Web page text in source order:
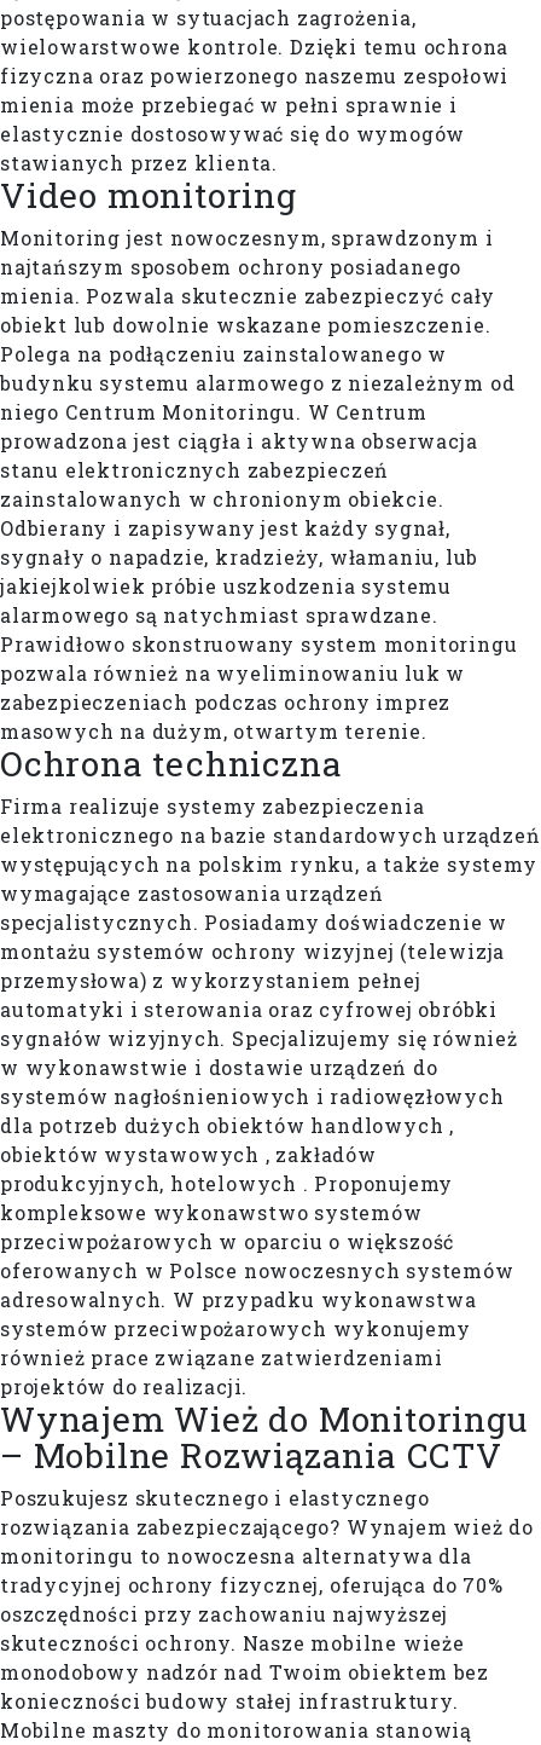
postępowania w sytuacjach zagrożenia,
wielowarstwowe kontrole. Dzięki temu ochrona
fizyczna oraz powierzonego naszemu zespołowi
mienia może przebiegać w pełni sprawnie i
elastycznie dostosowywać się do wymogów
stawianych przez klienta.
Video monitoring
Monitoring jest nowoczesnym, sprawdzonym i
najtańszym sposobem ochrony posiadanego
mienia. Pozwala skutecznie zabezpieczyć cały
obiekt lub dowolnie wskazane pomieszczenie.
Polega na podłączeniu zainstalowanego w
budynku systemu alarmowego z niezależnym od
niego Centrum Monitoringu. W Centrum
prowadzona jest ciągła i aktywna obserwacja
stanu elektronicznych zabezpieczeń
zainstalowanych w chronionym obiekcie.
Odbierany i zapisywany jest każdy sygnał,
sygnały o napadzie, kradzieży, włamaniu, lub
jakiejkolwiek próbie uszkodzenia systemu
alarmowego są natychmiast sprawdzane.
Prawidłowo skonstruowany system monitoringu
pozwala również na wyeliminowaniu luk w
zabezpieczeniach podczas ochrony imprez
masowych na dużym, otwartym terenie.
Ochrona techniczna
Firma realizuje systemy zabezpieczenia
elektronicznego na bazie standardowych urządzeń
występujących na polskim rynku, a także systemy
wymagające zastosowania urządzeń
specjalistycznych. Posiadamy doświadczenie w
montażu systemów ochrony wizyjnej (telewizja
przemysłowa) z wykorzystaniem pełnej
automatyki i sterowania oraz cyfrowej obróbki
sygnałów wizyjnych. Specjalizujemy się również
w wykonawstwie i dostawie urządzeń do
systemów nagłośnieniowych i radiowęzłowych
dla potrzeb dużych obiektów handlowych ,
obiektów wystawowych , zakładów
produkcyjnych, hotelowych . Proponujemy
kompleksowe wykonawstwo systemów
przeciwpożarowych w oparciu o większość
oferowanych w Polsce nowoczesnych systemów
adresowalnych. W przypadku wykonawstwa
systemów przeciwpożarowych wykonujemy
również prace związane zatwierdzeniami
projektów do realizacji.
Wynajem Wież do Monitoringu
– Mobilne Rozwiązania CCTV
Poszukujesz skutecznego i elastycznego
rozwiązania zabezpieczającego? Wynajem wież do
monitoringu to nowoczesna alternatywa dla
tradycyjnej ochrony fizycznej, oferująca do 70%
oszczędności przy zachowaniu najwyższej
skuteczności ochrony. Nasze mobilne wieże
monodobowy nadzór nad Twoim obiektem bez
konieczności budowy stałej infrastruktury.
Mobilne maszty do monitorowania stanowią